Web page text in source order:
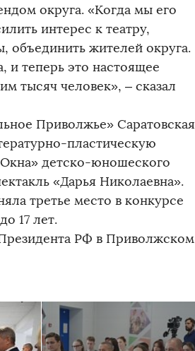
округа. «Когда мы его
интерес к театру,
объединить жителей округа.
и теперь это настоящее
тысяч человек», – сказал
Приволжье» Саратовская
пластическую
детско-юношеского
«Дарья Николаевна».
третье место в конкурсе
17 лет.
РФ в Приволжском